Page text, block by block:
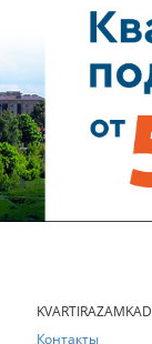
KVARTIRAZAMKAD
Контакты